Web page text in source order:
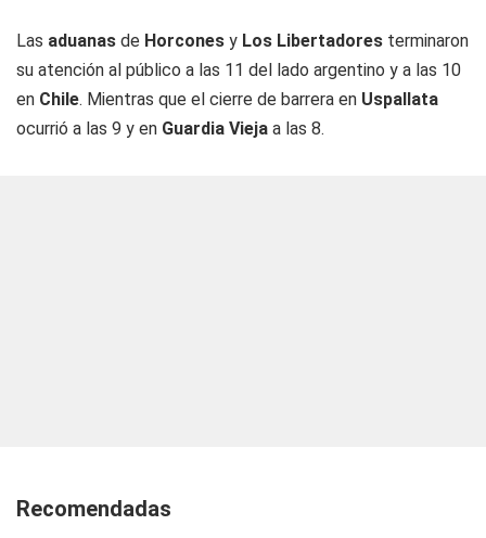
Las aduanas de Horcones y Los Libertadores terminaron
su atención al público a las 11 del lado argentino y a las 10
en Chile. Mientras que el cierre de barrera en Uspallata
ocurrió a las 9 y en Guardia Vieja a las 8.
Recomendadas